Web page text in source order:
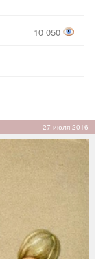
10 050
27 июля 2016